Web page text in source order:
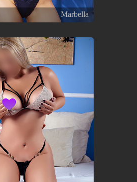
Marbella